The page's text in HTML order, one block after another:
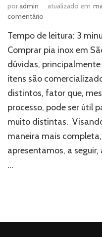
poradmin atualizado em
comentário
pia
inox
em
São
Paulo:
modelos
para
empresas
Tempo de leitura: 3
Comprar pia inox em
dúvidas, principalmente
itens são
distintos, fator que,
processo, pode ser útil
muito distintas.
maneira mais
apresentamos, a
…